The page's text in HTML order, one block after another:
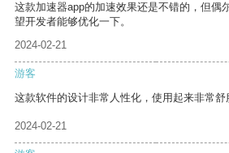
这款加速器app的加速效果还是不错的，但偶
望开发者能够优化一下。
2024-02-21
游客
这款软件的设计非常人性化，使用起来非常舒
2024-02-21